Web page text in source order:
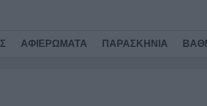
ΑΦΙΕΡΩΜΑΤΑ ΠΑΡΑΣΚΗΝΙΑ